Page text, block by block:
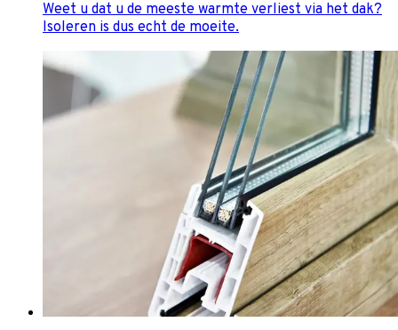
Weet u dat u de meeste warmte verliest via het dak?
Isoleren is dus echt de moeite.